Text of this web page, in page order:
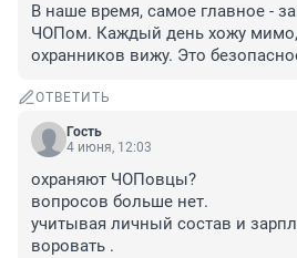
В наше время, самое главное -
ЧОПом. Каждый день хожу
охранников вижу. Это
ОТВЕТИТЬ
Гость
4 июня, 12:03
охраняют ЧОПовцы?
вопросов больше нет.
учитывая личный состав и
воровать .